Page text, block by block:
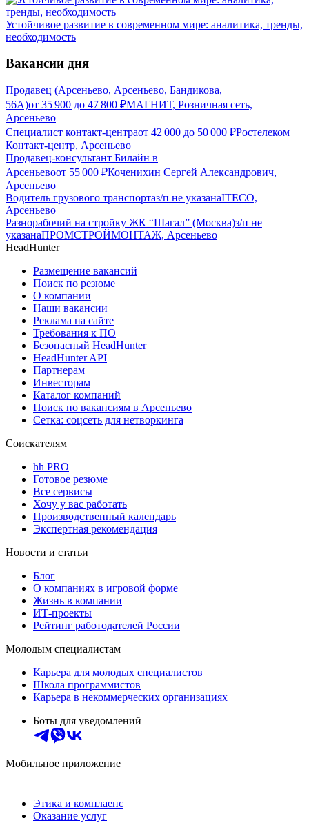
Устойчивое развитие в современном мире: аналитика, тренды,
необходимость
Вакансии дня
Продавец (Арсеньево, Арсеньево, Бандикова,
56А)от 35 900 до 47 800 ₽МАГНИТ, Розничная сеть,
Арсеньево
Специалист контакт-центраот 42 000 до 50 000 ₽Ростелеком
Контакт-центр, Арсеньево
Продавец-консультант Билайн в
Арсеньевоот 55 000 ₽Коченихин Сергей Александрович,
Арсеньево
Водитель грузового транспортаз/п не указанаITECO,
Арсеньево
Разнорабочий на стройку ЖК “Шагал” (Москва)з/п не
указанаПРОМСТРОЙМОНТАЖ, Арсеньево
HeadHunter
Размещение вакансий
Поиск по резюме
О компании
Наши вакансии
Реклама на сайте
Требования к ПО
Безопасный HeadHunter
HeadHunter API
Партнерам
Инвесторам
Каталог компаний
Поиск по вакансиям в Арсеньево
Сетка: соцсеть для нетворкинга
Соискателям
hh PRO
Готовое резюме
Все сервисы
Хочу у вас работать
Производственный календарь
Экспертная рекомендация
Новости и статьи
Блог
О компаниях в игровой форме
Жизнь в компании
ИТ-проекты
Рейтинг работодателей России
Молодым специалистам
Карьера для молодых специалистов
Школа программистов
Карьера в некоммерческих организациях
Боты для уведомлений
Мобильное приложение
Этика и комплаенс
Оказание услуг